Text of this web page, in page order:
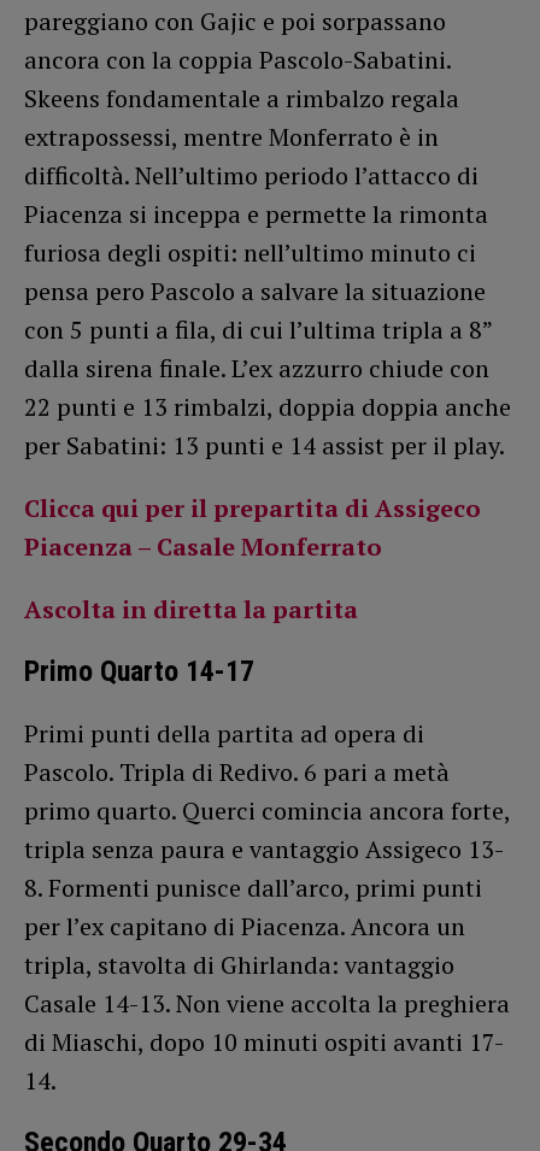
pareggiano con Gajic e poi sorpassano
ancora con la coppia Pascolo-Sabatini.
Skeens fondamentale a rimbalzo regala
extrapossessi, mentre Monferrato è in
difficoltà. Nell’ultimo periodo l’attacco di
Piacenza si inceppa e permette la rimonta
furiosa degli ospiti: nell’ultimo minuto ci
pensa pero Pascolo a salvare la situazione
con 5 punti a fila, di cui l’ultima tripla a 8”
dalla sirena finale. L’ex azzurro chiude con
22 punti e 13 rimbalzi, doppia doppia anche
per Sabatini: 13 punti e 14 assist per il play.
Clicca qui per il prepartita di Assigeco
Piacenza – Casale Monferrato
Ascolta in diretta la partita
Primo Quarto 14-17
Primi punti della partita ad opera di
Pascolo. Tripla di Redivo. 6 pari a metà
primo quarto. Querci comincia ancora forte,
tripla senza paura e vantaggio Assigeco 13-
8. Formenti punisce dall’arco, primi punti
per l’ex capitano di Piacenza. Ancora un
tripla, stavolta di Ghirlanda: vantaggio
Casale 14-13. Non viene accolta la preghiera
di Miaschi, dopo 10 minuti ospiti avanti 17-
14.
Secondo Quarto 29-34